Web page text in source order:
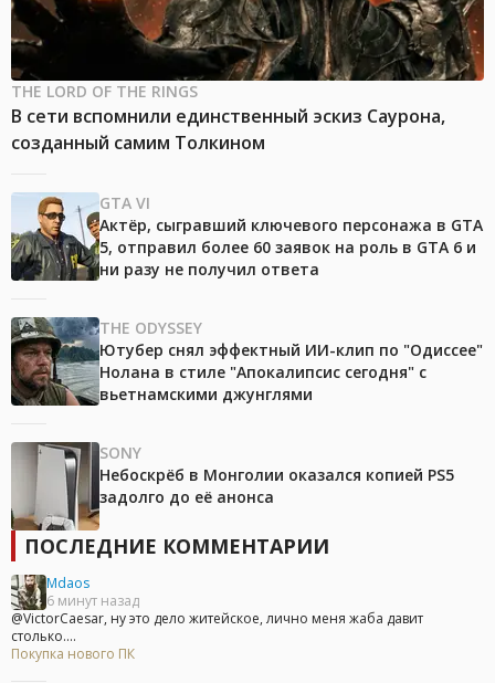
THE LORD OF THE RINGS
В сети вспомнили единственный эскиз Саурона,
созданный самим Толкином
GTA VI
Актёр, сыгравший ключевого персонажа в GTA
5, отправил более 60 заявок на роль в GTA 6 и
ни разу не получил ответа
THE ODYSSEY
Ютубер снял эффектный ИИ-клип по "Одиссее"
Нолана в стиле "Апокалипсис сегодня" с
вьетнамскими джунглями
SONY
Небоскрёб в Монголии оказался копией PS5
задолго до её анонса
ПОСЛЕДНИЕ КОММЕНТАРИИ
Mdaos
6 минут назад
@VictorCaesar, ну это дело житейское, лично меня жаба давит
столько....
Покупка нового ПК